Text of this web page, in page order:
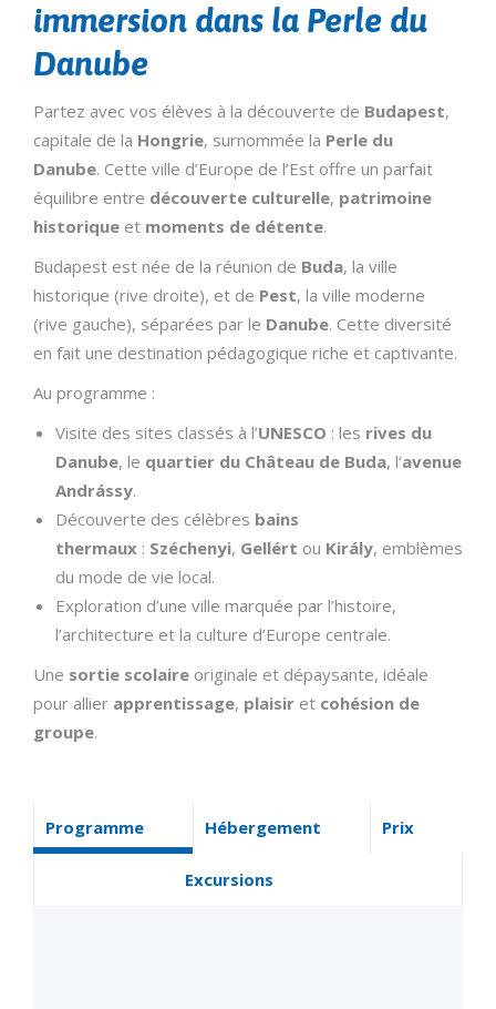
immersion dans la Perle du
Danube
Partez avec vos élèves à la découverte de Budapest,
capitale de la Hongrie, surnommée la Perle du
Danube. Cette ville d’Europe de l’Est offre un parfait
équilibre entre découverte culturelle, patrimoine
historique et moments de détente.
Budapest est née de la réunion de Buda, la ville
historique (rive droite), et de Pest, la ville moderne
(rive gauche), séparées par le Danube. Cette diversité
en fait une destination pédagogique riche et captivante.
Au programme :
Visite des sites classés à l’UNESCO : les rives du
Danube, le quartier du Château de Buda, l’avenue
Andrássy.
Découverte des célèbres bains
thermaux : Széchenyi, Gellért ou Király, emblèmes
du mode de vie local.
Exploration d’une ville marquée par l’histoire,
l’architecture et la culture d’Europe centrale.
Une sortie scolaire originale et dépaysante, idéale
pour allier apprentissage, plaisir et cohésion de
groupe.
Programme Hébergement Prix
Excursions